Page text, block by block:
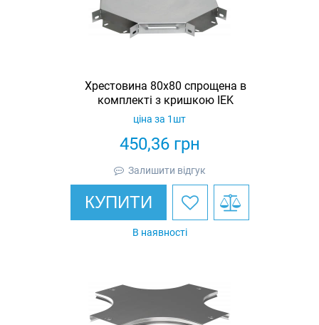
Хрестовина 80х80 спрощена в
комплекті з кришкою IEK
450,36грн
ціна за 1шт
Залишити відгук
КУПИТИ
В наявності